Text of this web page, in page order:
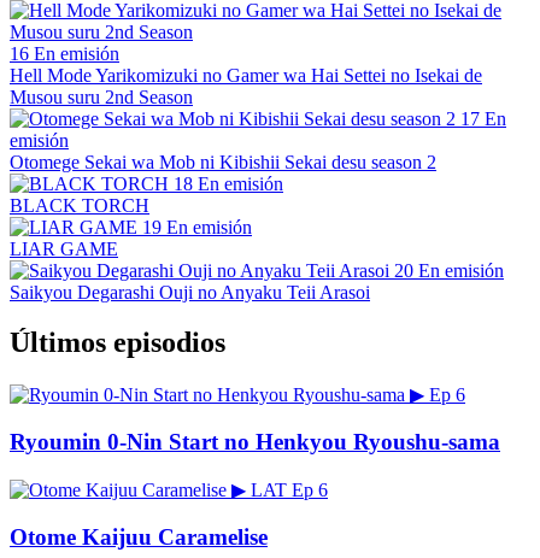
16 En emisión
Hell Mode Yarikomizuki no Gamer wa Hai Settei no Isekai de
Musou suru 2nd Season
17 En
emisión
Otomege Sekai wa Mob ni Kibishii Sekai desu season 2
18 En emisión
BLACK TORCH
19 En emisión
LIAR GAME
20 En emisión
Saikyou Degarashi Ouji no Anyaku Teii Arasoi
Últimos episodios
▶ Ep 6
Ryoumin 0-Nin Start no Henkyou Ryoushu-sama
▶ LAT Ep 6
Otome Kaijuu Caramelise